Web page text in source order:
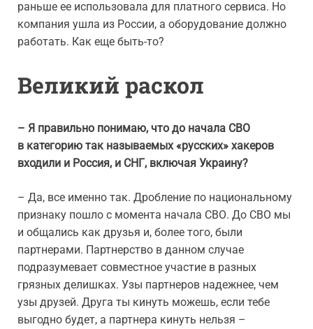
раньше ее использовала для платного сервиса. Но
компания ушла из России, а оборудование должно
работать. Как еще быть-то?
Великий раскол
– Я правильно понимаю, что до начала СВО
в категорию так называемых «русских» хакеров
входили и Россия, и СНГ, включая Украину?
– Да, все именно так. Дробление по национальному
признаку пошло с момента начала СВО. До СВО мы
и общались как друзья и, более того, были
партнерами. Партнерство в данном случае
подразумевает совместное участие в разных
грязных делишках. Узы партнеров надежнее, чем
узы друзей. Друга ты кинуть можешь, если тебе
выгодно будет, а партнера кинуть нельзя –